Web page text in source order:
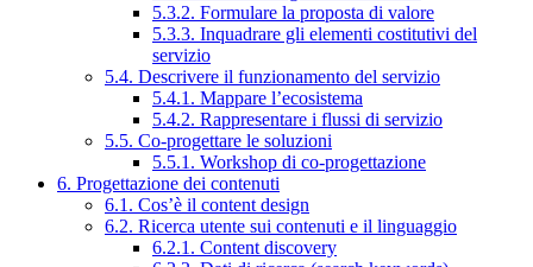
5.3.2. Formulare la proposta di valore
5.3.3. Inquadrare gli elementi costitutivi del
servizio
5.4. Descrivere il funzionamento del servizio
5.4.1. Mappare l’ecosistema
5.4.2. Rappresentare i flussi di servizio
5.5. Co-progettare le soluzioni
5.5.1. Workshop di co-progettazione
6. Progettazione dei contenuti
6.1. Cos’è il content design
6.2. Ricerca utente sui contenuti e il linguaggio
6.2.1. Content discovery